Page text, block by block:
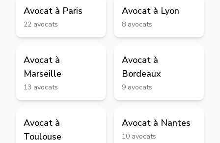
Avocat à Paris
22 avocats
Avocat à Lyon
8 avocats
Avocat à
Marseille
13 avocats
Avocat à
Bordeaux
9 avocats
Avocat à
Toulouse
Avocat à Nantes
10 avocats